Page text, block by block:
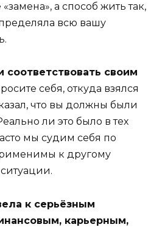
а способ жить так,
всю вашу
соответствовать своим
себя, откуда взялся
что вы должны были
ли это было в тех
мы судим себя по
к другому
к серьёзным
карьерным,